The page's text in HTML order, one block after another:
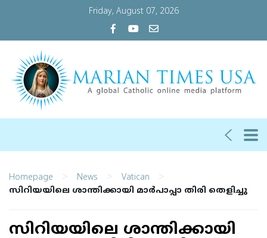
Friday, August 07, 2026
Homepage > News > Vatican >
സിറിയയിലെ ശാന്തിക്കായി മാര്‍പാപ്പാ തിരി തെളിച്ചു
സിറിയയിലെ ശാന്തിക്കായി